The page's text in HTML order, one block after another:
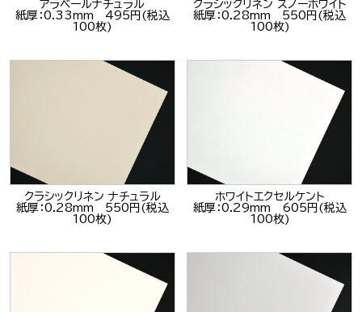
アラベールナチュラル
紙厚：0.33mm 495円(税込
100枚)
クラシックリネン スノーホワイト
紙厚：0.28mm 550円(税込
100枚)
クラシックリネン ナチュラル
紙厚：0.28mm 550円(税込
100枚)
ホワイトエクセルケント
紙厚：0.29mm 605円(税込
100枚)